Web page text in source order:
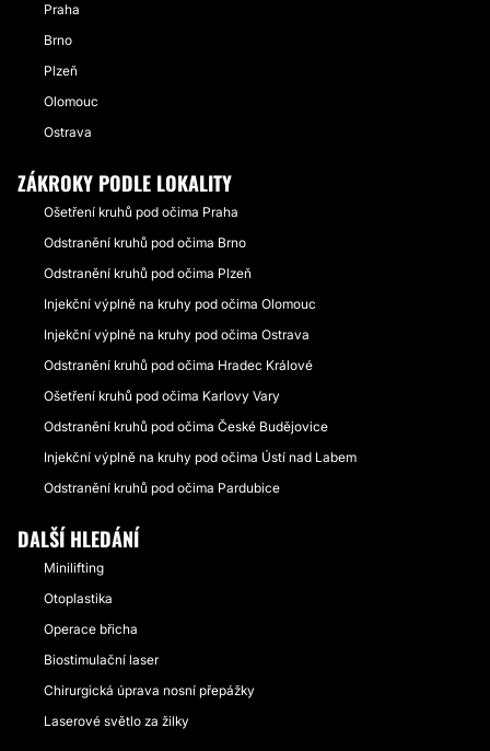
Praha
Brno
Plzeň
Olomouc
Ostrava
ZÁKROKY PODLE LOKALITY
Ošetření kruhů pod očima Praha
Odstranění kruhů pod očima Brno
Odstranění kruhů pod očima Plzeň
Injekční výplně na kruhy pod očima Olomouc
Injekční výplně na kruhy pod očima Ostrava
Odstranění kruhů pod očima Hradec Králové
Ošetření kruhů pod očima Karlovy Vary
Odstranění kruhů pod očima České Budějovice
Injekční výplně na kruhy pod očima Ústí nad Labem
Odstranění kruhů pod očima Pardubice
DALŠÍ HLEDÁNÍ
Minilifting
Otoplastika
Operace břicha
Biostimulační laser
Chirurgická úprava nosní přepážky
Laserové světlo za žilky